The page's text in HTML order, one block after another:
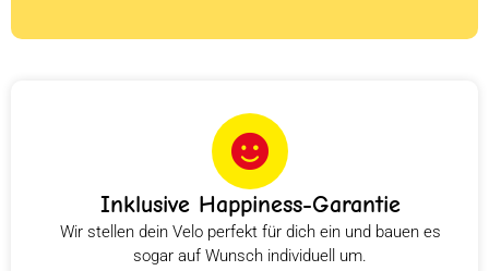
Inklusive Happiness-Garantie
Wir stellen dein Velo perfekt für dich ein und bauen es
sogar auf Wunsch individuell um.